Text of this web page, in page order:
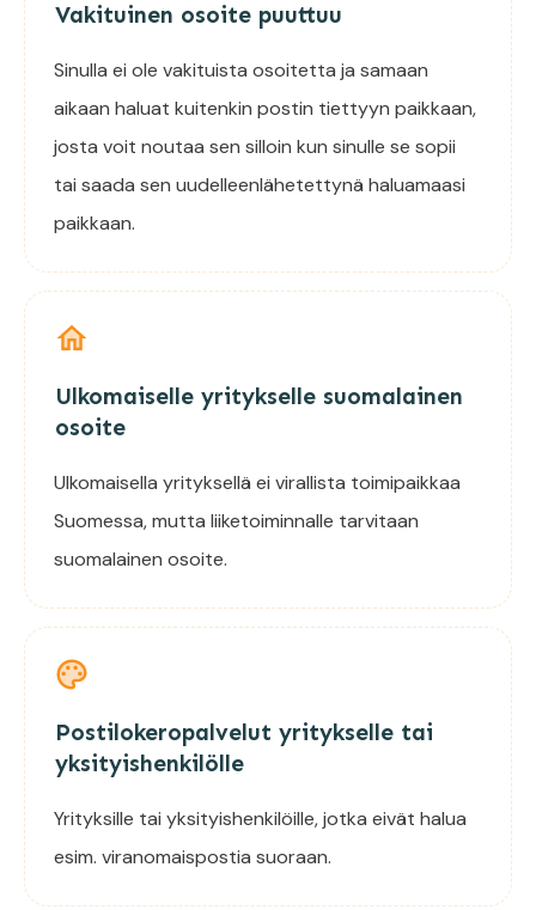
Vakituinen osoite puuttuu
Sinulla ei ole vakituista osoitetta ja samaan
aikaan haluat kuitenkin postin tiettyyn paikkaan,
josta voit noutaa sen silloin kun sinulle se sopii
tai saada sen uudelleenlähetettynä haluamaasi
paikkaan.
Ulkomaiselle yritykselle suomalainen
osoite
Ulkomaisella yrityksellä ei virallista toimipaikkaa
Suomessa, mutta liiketoiminnalle tarvitaan
suomalainen osoite.
Postilokeropalvelut yritykselle tai
yksityishenkilölle
Yrityksille tai yksityishenkilöille, jotka eivät halua
esim. viranomaispostia suoraan.